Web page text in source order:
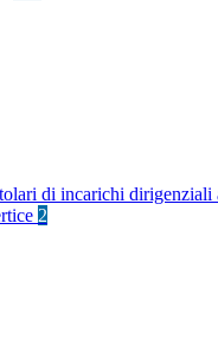
di incarichi dirigenziali
2